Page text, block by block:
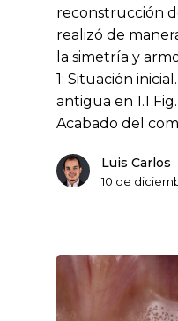
reconstrucción
realizó de
la simetría y
1: Situación
antigua en 1.1
Acabado del
Luis Carlos
10 de